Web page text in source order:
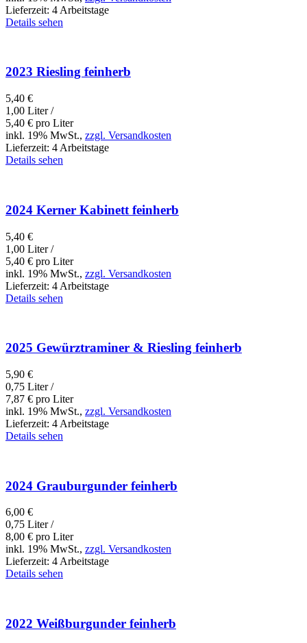
Lieferzeit: 4 Arbeitstage
Details sehen
2023 Riesling feinherb
5,40 €
1,00 Liter /
5,40 € pro Liter
inkl. 19% MwSt., zzgl. Versandkosten
Lieferzeit: 4 Arbeitstage
Details sehen
2024 Kerner Kabinett feinherb
5,40 €
1,00 Liter /
5,40 € pro Liter
inkl. 19% MwSt., zzgl. Versandkosten
Lieferzeit: 4 Arbeitstage
Details sehen
2025 Gewürztraminer & Riesling feinherb
5,90 €
0,75 Liter /
7,87 € pro Liter
inkl. 19% MwSt., zzgl. Versandkosten
Lieferzeit: 4 Arbeitstage
Details sehen
2024 Grauburgunder feinherb
6,00 €
0,75 Liter /
8,00 € pro Liter
inkl. 19% MwSt., zzgl. Versandkosten
Lieferzeit: 4 Arbeitstage
Details sehen
2022 Weißburgunder feinherb